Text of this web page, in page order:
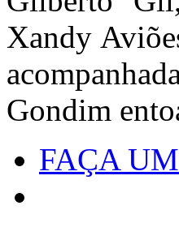
Xandy
Gondim
FAÇA